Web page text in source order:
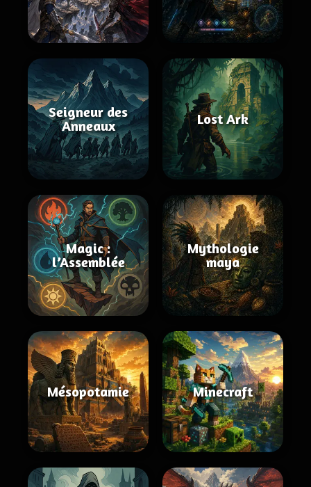
Seigneur des
Anneaux
Lost Ark
Magic :
l’Assemblée
Mythologie
maya
Mésopotamie Minecraft